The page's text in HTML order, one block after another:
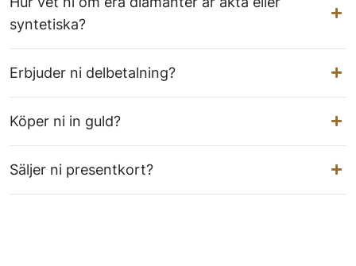
syntetiska?
Erbjuder ni delbetalning?
Köper ni in guld?
Säljer ni presentkort?